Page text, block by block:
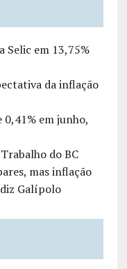
Selic em 13,75%
da inflação
0,41% em junho,
do BC
mas inflação
Galípolo